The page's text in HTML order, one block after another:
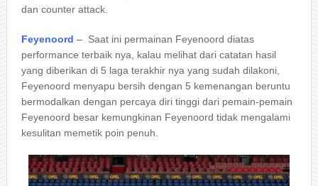
dan counter attack.
Feyenoord – Saat ini permainan Feyenoord diatas
performance terbaik nya, kalau melihat dari catatan hasil
yang diberikan di 5 laga terakhir nya yang sudah dilakoni,
Feyenoord menyapu bersih dengan 5 kemenangan beruntu
bermodalkan dengan percaya diri tinggi dari pemain-pemain
Feyenoord besar kemungkinan Feyenoord tidak mengalami
kesulitan memetik poin penuh.